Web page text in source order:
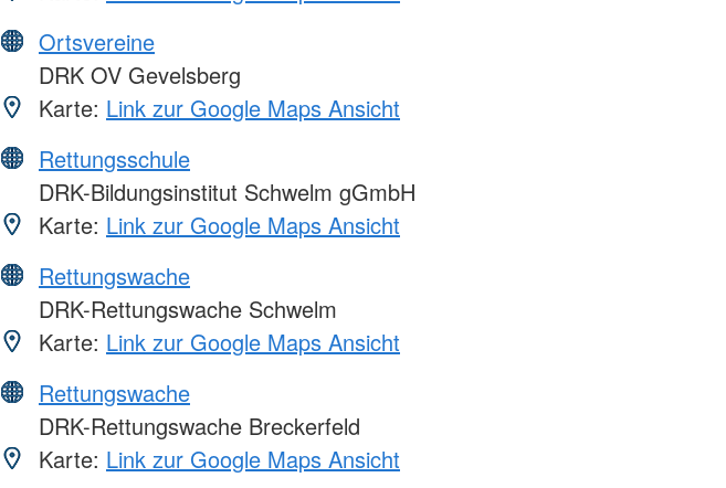
Ortsvereine
DRK OV Gevelsberg
Karte: Link zur Google Maps Ansicht
Rettungsschule
DRK-Bildungsinstitut Schwelm gGmbH
Karte: Link zur Google Maps Ansicht
Rettungswache
DRK-Rettungswache Schwelm
Karte: Link zur Google Maps Ansicht
Rettungswache
DRK-Rettungswache Breckerfeld
Karte: Link zur Google Maps Ansicht